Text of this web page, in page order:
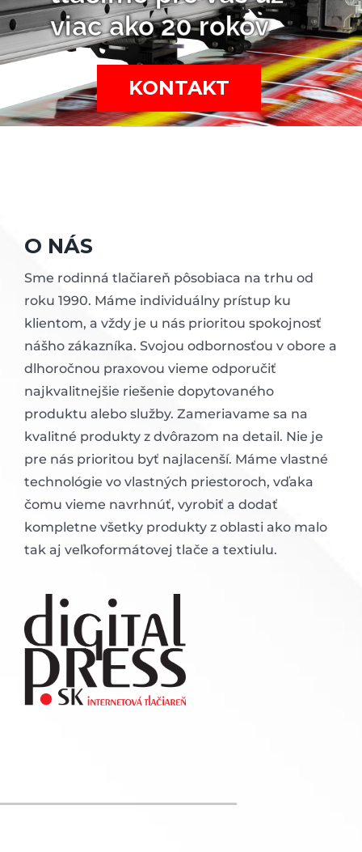
viac ako 20 rokov
KONTAKT
O NÁS
Sme rodinná tlačiareň pôsobiaca na trhu od
roku 1990. Máme individuálny prístup ku
klientom, a vždy je u nás prioritou spokojnosť
nášho zákazníka. Svojou odbornosťou v obore a
dlhoročnou praxovou vieme odporučiť
najkvalitnejšie riešenie dopytovaného
produktu alebo služby. Zameriavame sa na
kvalitné produkty z dvôrazom na detail. Nie je
pre nás prioritou byť najlacenší. Máme vlastné
technológie vo vlastných priestoroch, vďaka
čomu vieme navrhnúť, vyrobiť a dodať
kompletne všetky produkty z oblasti ako malo
tak aj veľkoformátovej tlače a textiulu.